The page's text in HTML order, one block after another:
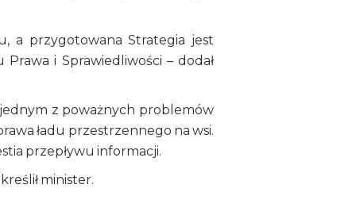
a przygotowana Strategia jest
i Sprawiedliwości – dodał
z poważnych problemów
ładu przestrzennego na wsi.
przepływu informacji.
minister.